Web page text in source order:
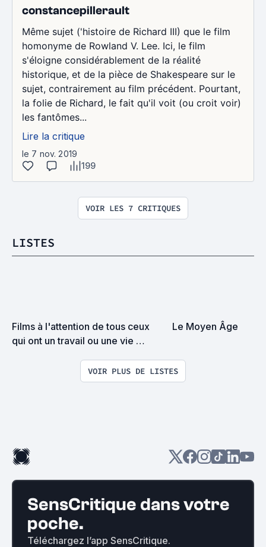
constancepillerault
Même sujet ('histoire de Richard III) que le film
homonyme de Rowland V. Lee. Ici, le film
s'éloigne considérablement de la réalité
historique, et de la pièce de Shakespeare sur le
sujet, contrairement au film précédent. Pourtant,
la folie de Richard, le fait qu'il voit (ou croit voir)
les fantômes...
Lire la critique
le 7 nov. 2019
199
VOIR LES 7 CRITIQUES
LISTES
Films à l'attention de tous ceux
qui ont un travail ou une vie
de se mater un film serbo-
hongrois de 3h30 le soir en
Le Moyen Âge
VOIR PLUS DE LISTES
SensCritique dans votre
poche.
Téléchargez l’app SensCritique.